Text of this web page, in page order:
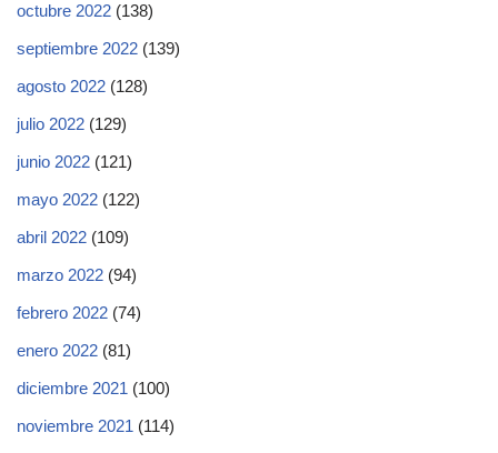
octubre 2022 (138)
septiembre 2022 (139)
agosto 2022 (128)
julio 2022 (129)
junio 2022 (121)
mayo 2022 (122)
abril 2022 (109)
marzo 2022 (94)
febrero 2022 (74)
enero 2022 (81)
diciembre 2021 (100)
noviembre 2021 (114)